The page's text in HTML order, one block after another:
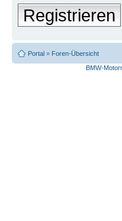
Registrieren
Portal » Foren-Übersicht
BMW-